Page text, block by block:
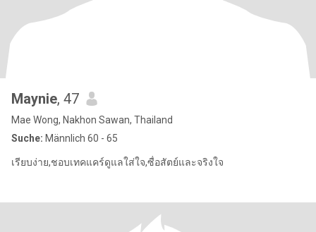
Maynie, 47
Mae Wong, Nakhon Sawan, Thailand
Suche: Männlich 60 - 65
เรียบง่าย,ชอบเทคแคร์ดูแลใส่ใจ,ซื่อสัตย์และจริงใจ